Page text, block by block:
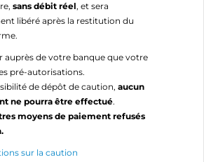
sans débit réel, et sera
libéré après la restitution du
auprès de votre banque que votre
pré-autorisations.
de dépôt de caution, aucun
ne pourra être effectué.
moyens de paiement refusés
sur la caution